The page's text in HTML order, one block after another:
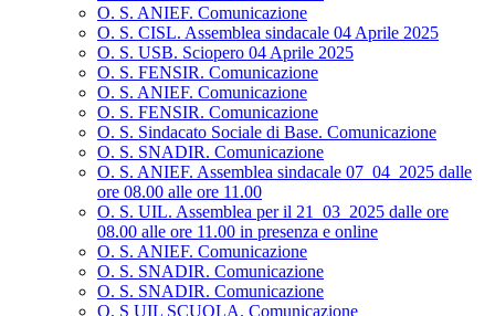
O. S. ANIEF. Comunicazione
O. S. CISL. Assemblea sindacale 04 Aprile 2025
O. S. USB. Sciopero 04 Aprile 2025
O. S. FENSIR. Comunicazione
O. S. ANIEF. Comunicazione
O. S. FENSIR. Comunicazione
O. S. Sindacato Sociale di Base. Comunicazione
O. S. SNADIR. Comunicazione
O. S. ANIEF. Assemblea sindacale 07_04_2025 dalle
ore 08.00 alle ore 11.00
O. S. UIL. Assemblea per il 21_03_2025 dalle ore
08.00 alle ore 11.00 in presenza e online
O. S. ANIEF. Comunicazione
O. S. SNADIR. Comunicazione
O. S. SNADIR. Comunicazione
O. S UIL SCUOLA. Comunicazione